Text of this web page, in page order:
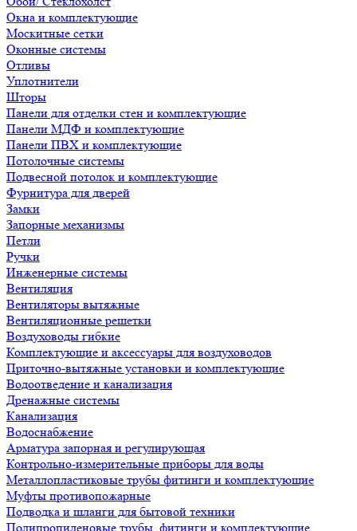
Окна и комплектующие
Москитные сетки
Оконные системы
Отливы
Уплотнители
Шторы
Панели для отделки стен и комплектующие
Панели МДФ и комплектующие
Панели ПВХ и комплектующие
Потолочные системы
Подвесной потолок и комплектующие
Фурнитура для дверей
Замки
Запорные механизмы
Петли
Ручки
Инженерные системы
Вентиляция
Вентиляторы вытяжные
Вентиляционные решетки
Воздуховоды гибкие
Комплектующие и аксессуары для воздуховодов
Приточно-вытяжные установки и комплектующие
Водоотведение и канализация
Дренажные системы
Канализация
Водоснабжение
Арматура запорная и регулирующая
Контрольно-измерительные приборы для воды
Металлопластиковые трубы фитинги и комплектующие
Муфты противопожарные
Подводка и шланги для бытовой техники
Полипропиленовые трубы, фитинги и комплектующие